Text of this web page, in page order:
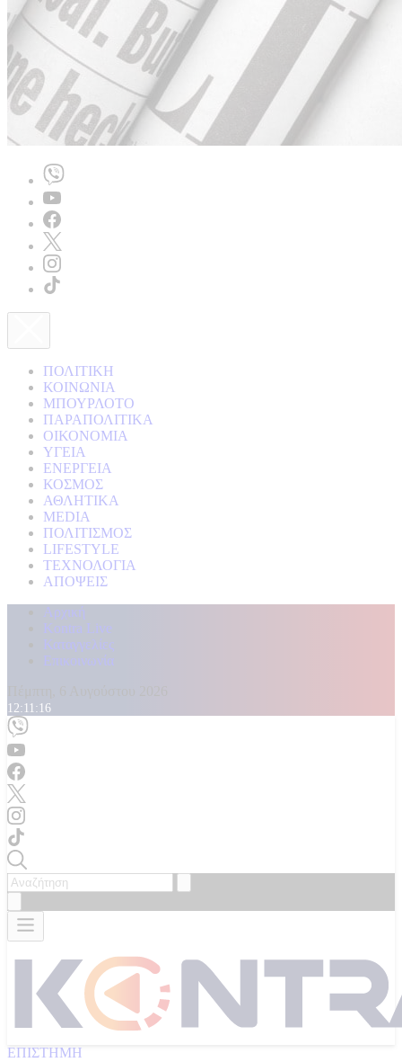
ΠΟΛΙΤΙΚΗ
ΚΟΙΝΩΝΙΑ
ΜΠΟΥΡΛΟΤΟ
ΠΑΡΑΠΟΛΙΤΙΚΑ
ΟΙΚΟΝΟΜΙΑ
ΥΓΕΙΑ
ΕΝΕΡΓΕΙΑ
ΚΟΣΜΟΣ
ΑΘΛΗΤΙΚΑ
MEDIA
ΠΟΛΙΤΙΣΜΟΣ
LIFESTYLE
ΤΕΧΝΟΛΟΓΙΑ
ΑΠΟΨΕΙΣ
Αρχική
Kontra Live
Καταγγελίες
Επικοινωνία
12:11:18
ΕΠΙΣΤΗΜΗ